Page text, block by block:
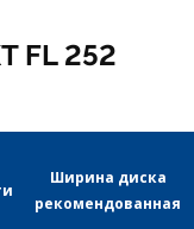
FL 252
Ширина диска
рекомендованная